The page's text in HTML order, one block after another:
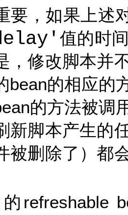
要，如果上述
值的时
，修改脚本并
bean的相应的
的方法被调
新脚本产生的
被删除了）都
refreshable